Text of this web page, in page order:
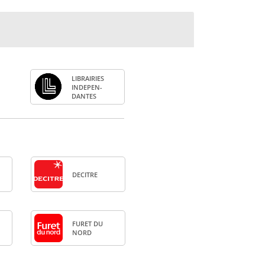
LIBRAI­RIES
INDE­PEN­
DANTES
DECITRE
FURET DU
NORD